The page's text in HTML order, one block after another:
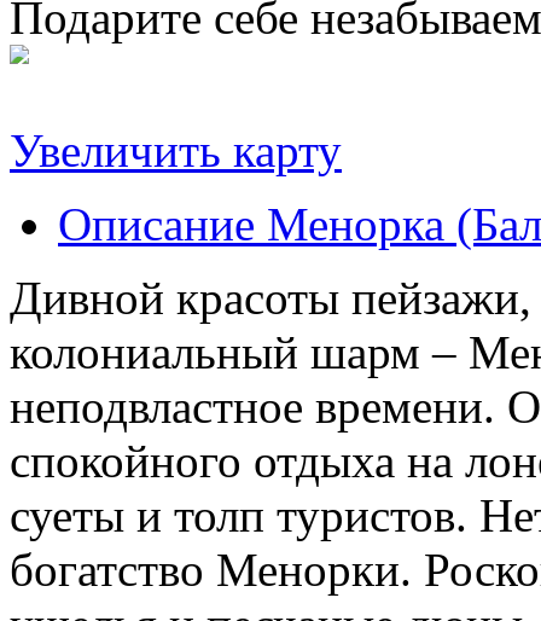
Подарите себе
Увеличить карту
Описание Менорка
Дивной красоты
колониальный шарм –
неподвластное времени.
спокойного отдыха на
суеты и толп туристов.
богатство Менорки.